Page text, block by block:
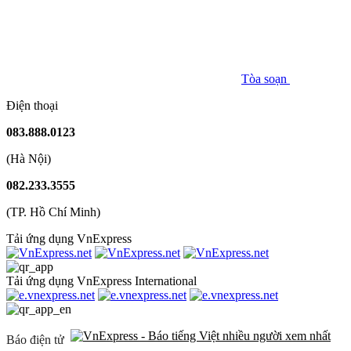
Tòa soạn
Điện thoại
083.888.0123
(Hà Nội)
082.233.3555
(TP. Hồ Chí Minh)
Tải ứng dụng VnExpress
Tải ứng dụng VnExpress International
Báo điện tử